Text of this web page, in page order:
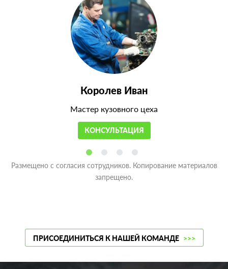
Королев Иван
Мастер кузовного цеха
КОНСУЛЬТАЦИЯ
Размещено с согласия сотрудников. Копирование материалов
запрещено.
ПРИСОЕДИНИТЬСЯ К НАШЕЙ КОМАНДЕ >>>